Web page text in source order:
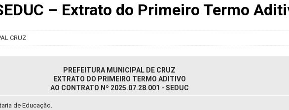
– Extrato do Primeiro Termo
CRUZ
PREFEITURA MUNICIPAL DE CRUZ
EXTRATO DO PRIMEIRO TERMO ADITIVO
AO CONTRATO Nº 2025.07.28.001 - SEDUC
de Educação.